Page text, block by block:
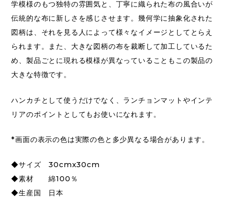
学模様のもつ独特の雰囲気と、丁寧に織られた布の風合いが
伝統的な布に新しさを感じさせます。幾何学に抽象化された
図柄は、それを見る人によって様々なイメージとしてとらえ
られます。また、大きな図柄の布を裁断して加工しているた
め、製品ごとに現れる模様が異なっていることもこの製品の
大きな特徴です。
ハンカチとして使うだけでなく、ランチョンマットやインテ
リアのポイントとしてもお使いになれます。
*画面の表示の色は実際の色と多少異なる場合があります。
◆サイズ 30cmx30cm
◆素材 綿100％
◆生産国 日本